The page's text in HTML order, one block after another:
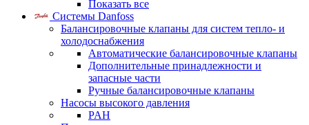
Показать все
Системы Danfoss
Балансировочные клапаны для систем тепло- и
холодоснабжения
Автоматические балансировочные клапаны
Дополнительные принадлежности и
запасные части
Ручные балансировочные клапаны
Насосы высокого давления
PAH